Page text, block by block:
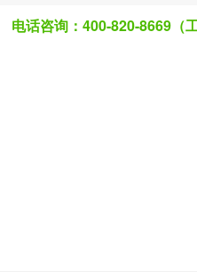
电话咨询：400-820-8669（